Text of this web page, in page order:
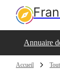
Annuaire
Accueil